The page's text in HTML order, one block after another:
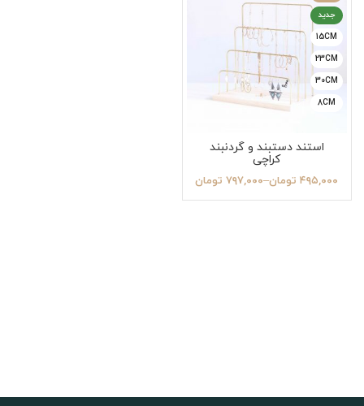
جدید
15CM
23CM
30CM
8CM
استند دستبند و گردنبند
کراچی
۴۹۵,۰۰۰ تومان–۷۹۷,۰۰۰ تومان